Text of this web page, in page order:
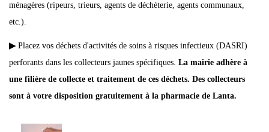
ménagères (ripeurs, trieurs, agents de déchèterie, agents communaux,
etc.).
▶Placez vos déchets d'activités de soins à risques infectieux (DASRI)
perforants dans les collecteurs jaunes spécifiques. La mairie adhère à
une filière de collecte et traitement de ces déchets. Des collecteurs
sont à votre disposition gratuitement à la pharmacie de Lanta.